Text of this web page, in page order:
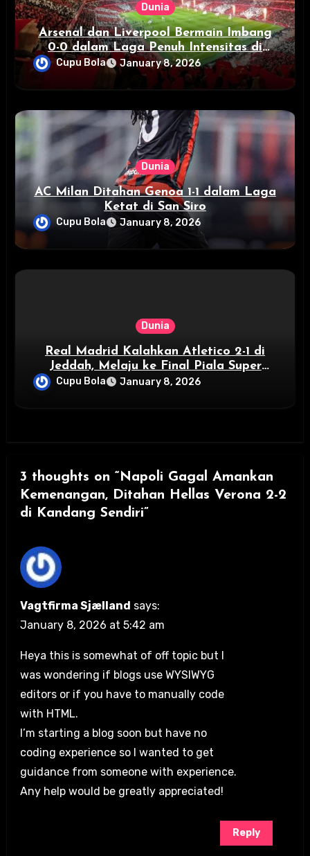
Dunia
Arsenal dan Liverpool Bermain Imbang
0-0 dalam Laga Penuh Intensitas di
Emirates Stadium
Cupu Bola January 8, 2026
Dunia
AC Milan Ditahan Genoa 1-1 dalam Laga
Ketat di San Siro
Cupu Bola January 8, 2026
Dunia
Real Madrid Kalahkan Atletico 2-1 di
Jeddah, Melaju ke Final Piala Super
Spanyol
Cupu Bola January 8, 2026
3 thoughts on “Napoli Gagal Amankan
Kemenangan, Ditahan Hellas Verona 2-2
di Kandang Sendiri”
Vagtfirma Sjælland says:
January 8, 2026 at 5:42 am
Heya this is somewhat of off topic but I
was wondering if blogs use WYSIWYG
editors or if you have to manually code
with HTML.
I’m starting a blog soon but have no
coding experience so I wanted to get
guidance from someone with experience.
Any help would be greatly appreciated!
Reply